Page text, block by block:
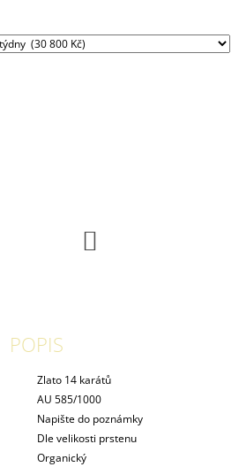
Zlato 14 karátů
AU 585/1000
Napište do poznámky
Dle velikosti prstenu
Organický
POPIS